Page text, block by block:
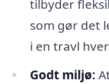
tilbyder
som gør det
i en travl
Godt miljø: